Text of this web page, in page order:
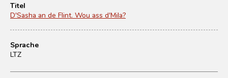
Titel
D'Sasha an de Flint. Wou ass d'Mila?
Sprache
LTZ